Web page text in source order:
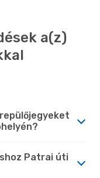
a(z)
Patrai úti